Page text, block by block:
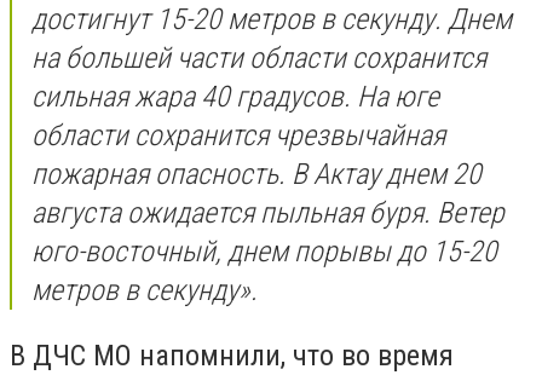
достигнут 15-20 метров в секунду. Днем
на большей части области сохранится
сильная жара 40 градусов. На юге
области сохранится чрезвычайная
пожарная опасность. В Актау днем 20
августа ожидается пыльная буря. Ветер
юго-восточный, днем порывы до 15-20
метров в секунду».
В ДЧС МО напомнили, что во время